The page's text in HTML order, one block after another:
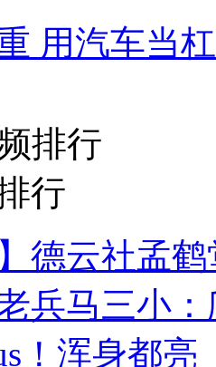
用汽车当
排行
行
德云社孟
兵马三小
！浑身都亮